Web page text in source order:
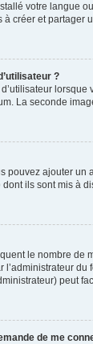
votre langue
créer et
?
La seconde
pouvez ajouter
ils sont mis à
le nombre
l’administrateur
peut
de me